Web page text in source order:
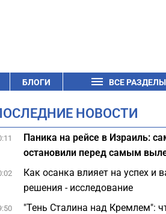
БЛОГИ ВСЕ РАЗДЕЛЫ
НОВОСТИ
Паника на рейсе в Израиль:
остановили перед самым
Как осанка влияет на успех и
решения - исследование
"Тень Сталина над Кремлем":